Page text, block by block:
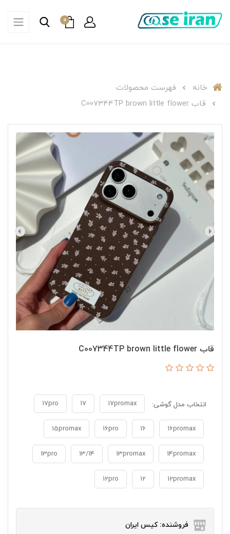
0
خانه
فهرست محصولات
قاب C007344TP brown little flower
قاب C007344TP brown little flower
انتخاب مدل گوشی: 17promax
17
17pro
16promax
16
16pro
15promax
14promax
13promax
13/14
13pro
12promax
12
12pro
فروشنده: کیس ایران